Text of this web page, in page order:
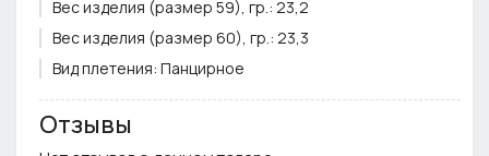
Вес изделия (размер 59), гр.: 23,2
Вес изделия (размер 60), гр.: 23,3
Вид плетения: Панцирное
Вставка: Без вставки
Тип застёжки:
Отзывы